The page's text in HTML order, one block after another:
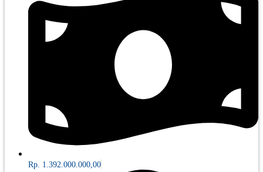
Rp. 1.392.000.000,00